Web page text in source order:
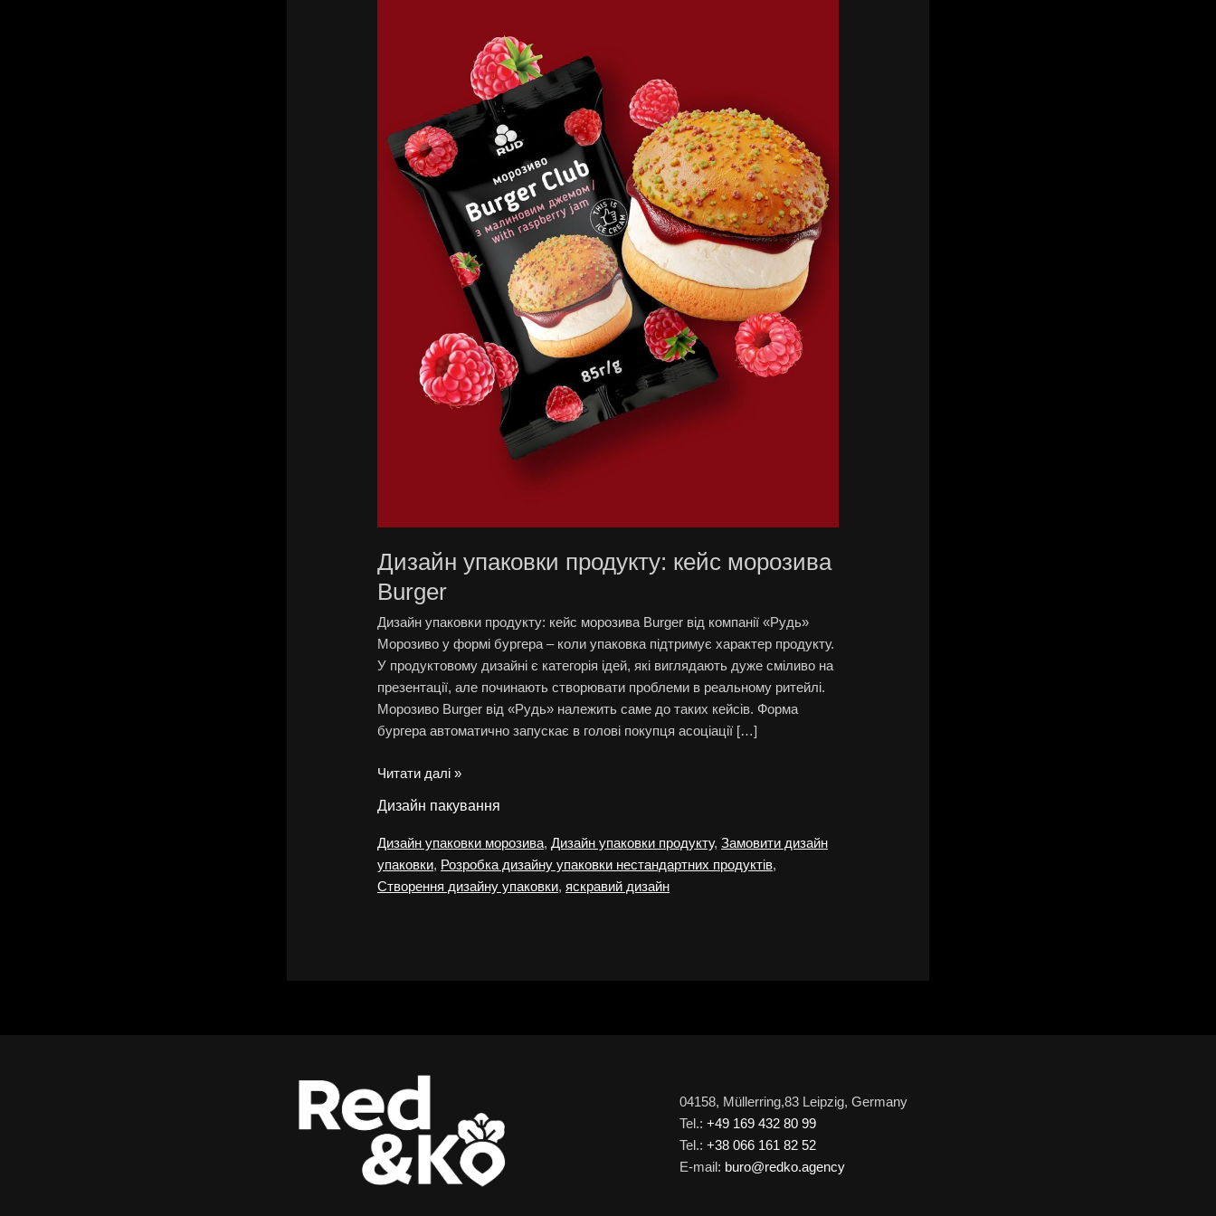
Дизайн упаковки продукту: кейс морозива
Burger
Дизайн упаковки продукту: кейс морозива Burger від компанії «Рудь»
Морозиво у формі бургера – коли упаковка підтримує характер продукту.
У продуктовому дизайні є категорія ідей, які виглядають дуже сміливо на
презентації, але починають створювати проблеми в реальному ритейлі.
Морозиво Burger від «Рудь» належить саме до таких кейсів. Форма
бургера автоматично запускає в голові покупця асоціації […]
Читати далі »
Дизайн пакування
Дизайн упаковки морозива,Дизайн упаковки продукту,Замовити дизайн
упаковки, Розробка дизайну упаковки нестандартних продуктів,
Створення дизайну упаковки,яскравий дизайн
04158, Müllerring,83 Leipzig, Germany
Tel.: +49 169 432 80 99
Tel.: +38 066 161 82 52
E-mail: buro@redko.agency